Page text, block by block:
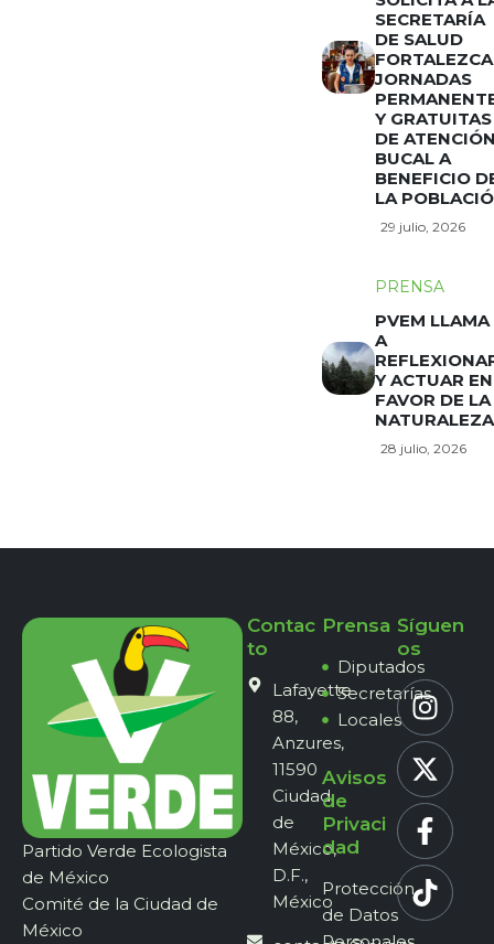
SECRETARÍA
DE SALUD
FORTALEZCA
JORNADAS
Y GRATUITAS
DE
BUCAL A
BENEFICIO
LA
29 julio, 2026
PRENSA
PVEM LLAMA
A
Y ACTUAR EN
FAVOR DE LA
NATURALEZA
28 julio, 2026
Partido Verde Ecologista
de México
Comité de la Ciudad de
México
Contac
to
Lafayette
88,
Anzures,
11590
Ciudad
de
México,
D.F.,
México
Prensa
Diputados
Secretarías
Locales
Avisos
de
Privaci
dad
Protección
de Datos
Síguen
os